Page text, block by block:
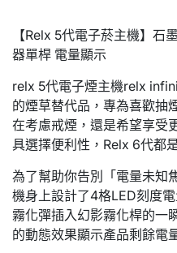
【Relx 5代電子菸主機】石
器單桿 電量顯示
relx 5代電子煙主機relx
的煙草替代品，專為喜歡抽
在考慮戒煙，還是希望享受
具選擇便利性，Relx 6代都
為了幫助你告別「電量未知
機身上設計了4格LED刻度
霧化彈插入幻影霧化桿的一
的動態效果顯示產品剩餘電